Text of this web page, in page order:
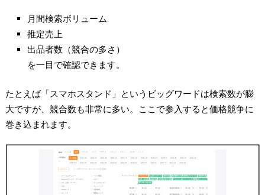
月間検索ボリューム
推定売上
出品者数（競合の多さ）
を一目で確認できます。
たとえば「スマホスタンド」というビッグワードは検索数が膨
大ですが、競合数も非常に多い。ここで参入すると価格競争に
巻き込まれます。